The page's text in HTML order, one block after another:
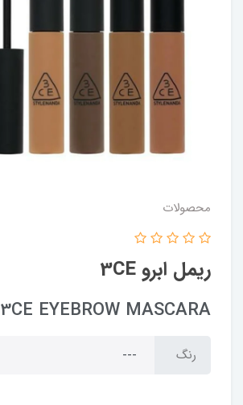
محصولات
ریمل ابرو 3CE
3CE EYEBROW MASCARA
رنگ